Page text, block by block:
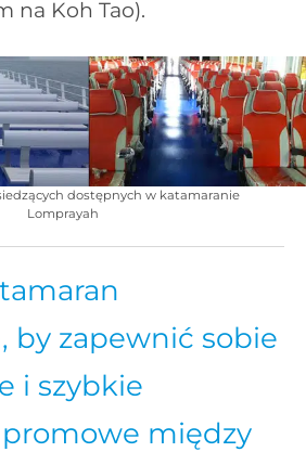
na Koh Tao).
dostępnych w katamaranie
Lomprayah
by zapewnić sobie
i szybkie
promowe między